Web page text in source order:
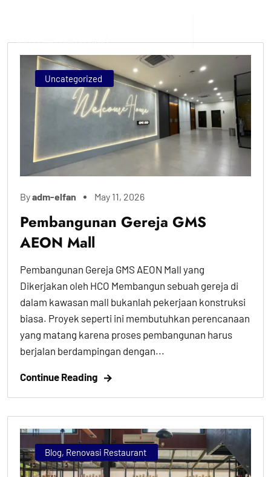
Uncategorized
Byadm-elfan May 11, 2026
Pembangunan Gereja GMS
AEON Mall
Pembangunan Gereja GMS AEON Mall yang
Dikerjakan oleh HCO Membangun sebuah gereja di
dalam kawasan mall bukanlah pekerjaan konstruksi
biasa. Proyek seperti ini membutuhkan perencanaan
yang matang karena proses pembangunan harus
berjalan berdampingan dengan...
Continue Reading
Blog, Renovasi Restaurant